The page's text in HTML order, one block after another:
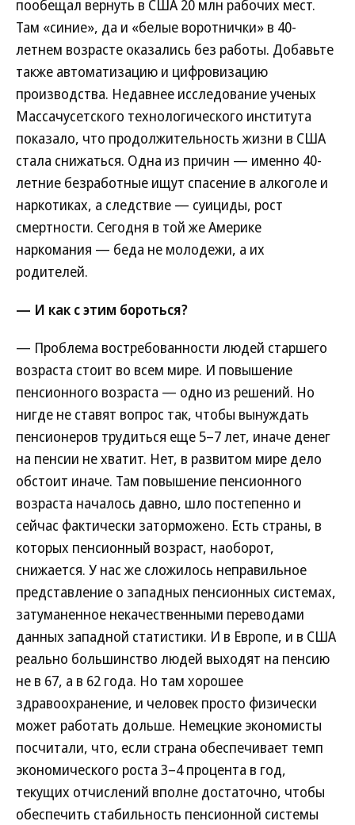
пообещал вернуть в США 20 млн рабочих мест.
Там «синие», да и «белые воротнички» в 40-
летнем возрасте оказались без работы. Добавьте
также автоматизацию и цифровизацию
производства. Недавнее исследование ученых
Массачусетского технологического института
показало, что продолжительность жизни в США
стала снижаться. Одна из причин — именно 40-
летние безработные ищут спасение в алкоголе и
наркотиках, а следствие — суициды, рост
смертности. Сегодня в той же Америке
наркомания — беда не молодежи, а их
родителей.
— И как с этим бороться?
— Проблема востребованности людей старшего
возраста стоит во всем мире. И повышение
пенсионного возраста — одно из решений. Но
нигде не ставят вопрос так, чтобы вынуждать
пенсионеров трудиться еще 5–7 лет, иначе денег
на пенсии не хватит. Нет, в развитом мире дело
обстоит иначе. Там повышение пенсионного
возраста началось давно, шло постепенно и
сейчас фактически заторможено. Есть страны, в
которых пенсионный возраст, наоборот,
снижается. У нас же сложилось неправильное
представление о западных пенсионных системах,
затуманенное некачественными переводами
данных западной статистики. И в Европе, и в США
реально большинство людей выходят на пенсию
не в 67, а в 62 года. Но там хорошее
здравоохранение, и человек просто физически
может работать дольше. Немецкие экономисты
посчитали, что, если страна обеспечивает темп
экономического роста 3–4 процента в год,
текущих отчислений вполне достаточно, чтобы
обеспечить стабильность пенсионной системы